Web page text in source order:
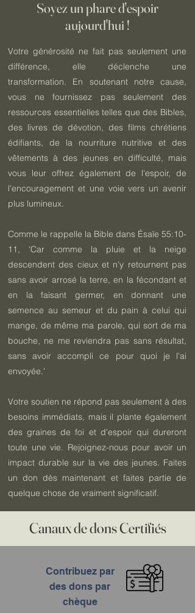
Soyez un phare d'espoir
aujourd'hui !
Votre générosité ne fait pas seulement une
différence, elle déclenche une
transformation. En soutenant notre cause,
vous ne fournissez pas seulement des
ressources essentielles telles que des Bibles,
des livres de dévotion, des films chrétiens
édifiants, de la nourriture nutritive et des
vêtements à des jeunes en difficulté, mais
vous leur offrez également de l'espoir, de
l'encouragement et une voie vers un avenir
plus lumineux.
Comme le rappelle la Bible dans Ésaïe 55:10-
11, 'Car comme la pluie et la neige
descendent des cieux et n'y retournent pas
sans avoir arrosé la terre, en la fécondant et
en la faisant germer, en donnant une
semence au semeur et du pain à celui qui
mange, de même ma parole, qui sort de ma
bouche, ne me reviendra pas sans résultat,
sans avoir accompli ce pour quoi je l'ai
envoyée.'
Votre soutien ne répond pas seulement à des
besoins immédiats, mais il plante également
des graines de foi et d'espoir qui dureront
toute une vie. Rejoignez-nous pour avoir un
impact durable sur la vie des jeunes. Faites
un don dès maintenant et faites partie de
quelque chose de vraiment significatif.
Canaux de dons Certifiés
Contribuez par
des dons par
chèque